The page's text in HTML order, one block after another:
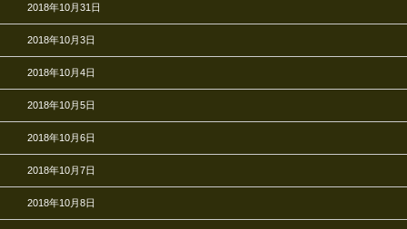
2018年10月31日
2018年10月3日
2018年10月4日
2018年10月5日
2018年10月6日
2018年10月7日
2018年10月8日